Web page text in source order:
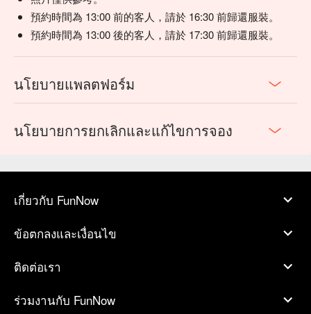
預約時間為 13:00 前的客人，請於 16:30 前歸還服裝。
預約時間為 13:00 後的客人，請於 17:30 前歸還服裝。
นโยบายแพลตฟอร์ม
นโยบายการยกเลิกและแก้ไขการจอง
เกี่ยวกับ FunNow
ข้อตกลงและเงื่อนไข
ติดต่อเรา
ร่วมงานกับ FunNow